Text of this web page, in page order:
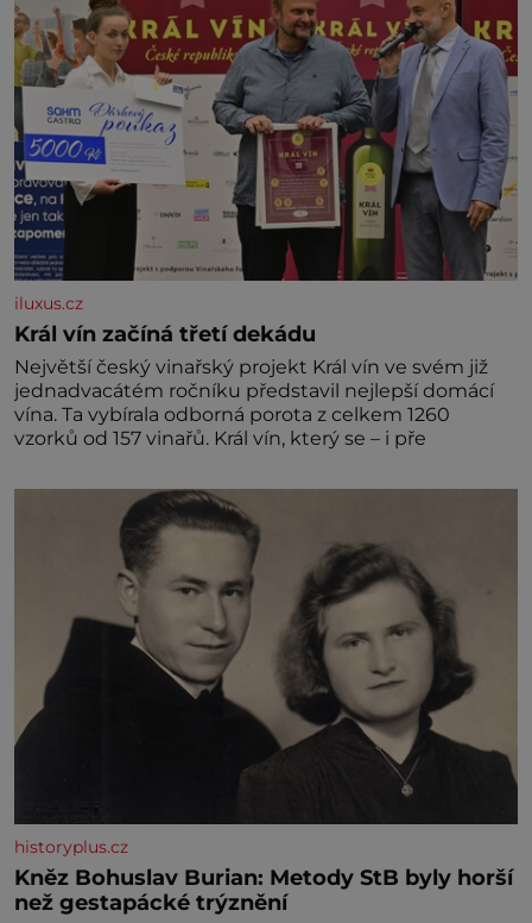
iluxus.cz
Král vín začíná třetí dekádu
Největší český vinařský projekt Král vín ve svém již
jednadvacátém ročníku představil nejlepší domácí
vína. Ta vybírala odborná porota z celkem 1260
vzorků od 157 vinařů. Král vín, který se – i pře
historyplus.cz
Kněz Bohuslav Burian: Metody StB byly horší
než gestapácké trýznění